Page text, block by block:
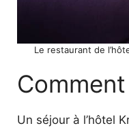
Le restaurant de
Un séjour à l’hôtel